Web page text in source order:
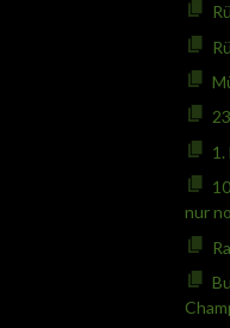
1.
nur